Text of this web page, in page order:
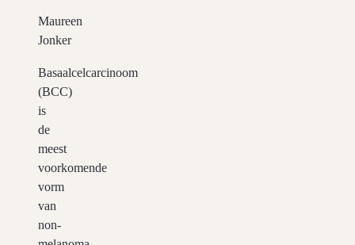
Maureen
Jonker
Basaalcelcarcinoom
(BCC)
is
de
meest
voorkomende
vorm
van
non-